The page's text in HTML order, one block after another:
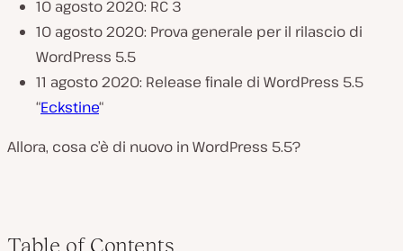
10 agosto 2020: RC 3
10 agosto 2020: Prova generale per il rilascio di
WordPress 5.5
11 agosto 2020: Release finale di WordPress 5.5
“Eckstine“
Allora, cosa c’è di nuovo in WordPress 5.5?
Table of Contents